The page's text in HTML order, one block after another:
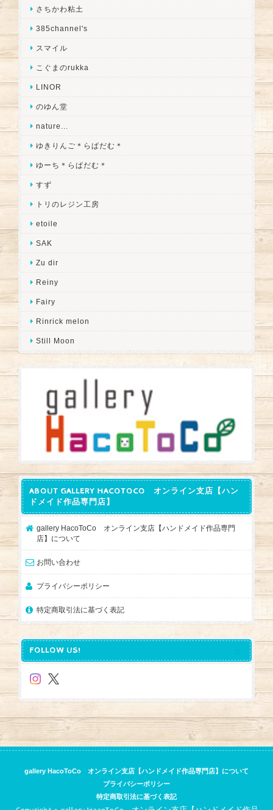
さちかわ粘土
385channel's
スマイル
こぐまのrukka
LINOR
のゆん堂
nature...
ゆきりんご＊らぱだむ＊
ゆーち＊らぱだむ＊
すず
トリのレジン工房
etoile
SAK
Zu dir
Reiny
Fairy
Rinrick melon
Still Moon
ABOUT GALLERY HACOTOCO オンライン支店【ハン
ドメイド作品専門店】
gallery HacoToCo オンライン支店【ハンドメイド作品専門
店】について
お問い合わせ
プライバシーポリシー
特定商取引法に基づく表記
FOLLOW US!
gallery HacoToCo オンライン支店【ハンドメイド作品専門店】について
プライバシーポリシー
特定商取引法に基づく表記